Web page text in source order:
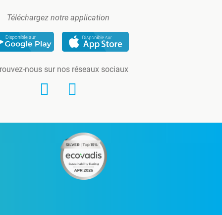
Téléchargez notre application
nous sur nos réseaux sociaux